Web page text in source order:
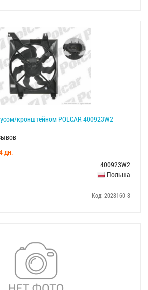
кронштейном POLCAR 400923W2
дн.
400923W2
Польша
Код: 2028160-8